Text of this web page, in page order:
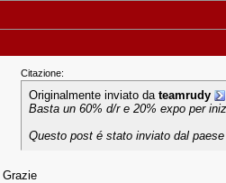
Citazione:
Originalmente inviato da teamrudy
Basta un 60% d/r e 20% expo per
Questo post é stato inviato dal
Grazie